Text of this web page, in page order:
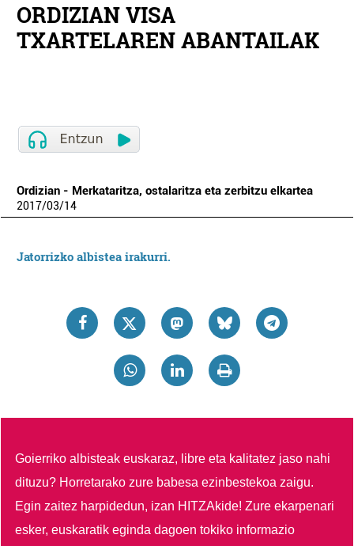
ORDIZIAN VISA
TXARTELAREN ABANTAILAK
Ordizian - Merkataritza, ostalaritza eta zerbitzu elkartea
2017/03/14
Jatorrizko albistea irakurri.
Goierriko albisteak euskaraz, libre eta kalitatez jaso nahi
dituzu? Horretarako zure babesa ezinbestekoa zaigu.
Egin zaitez harpidedun, izan HITZAkide!Zure ekarpenari
esker, euskaratik eginda dagoen tokiko informazio